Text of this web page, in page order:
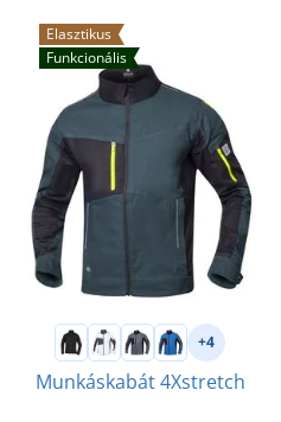
Elasztikus
Funkcionális
+4
Munkáskabát 4Xstretch